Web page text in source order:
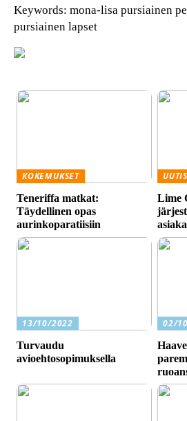
Keywords: mona-lisa pursiainen
pursiainen lapset
KOKEMUKSET
Teneriffa matkat:
Täydellinen opas
aurinkoparatiisiin
Lime
13/10/2022
Turvaudu
avioehtosopimuksella
02/